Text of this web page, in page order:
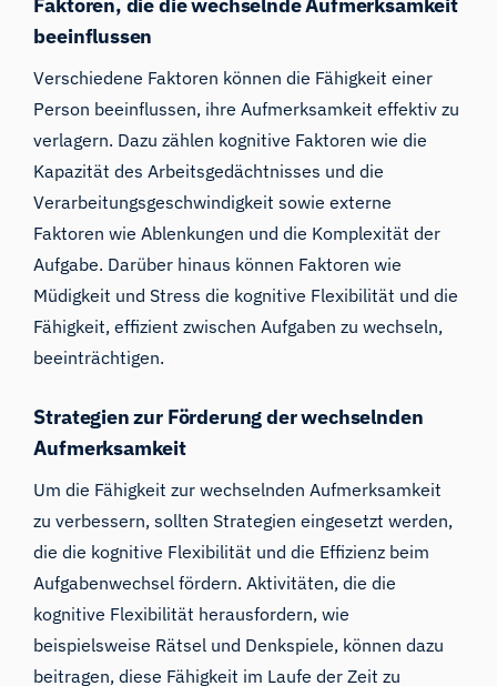
Faktoren, die die wechselnde Aufmerksamkeit
beeinflussen
Verschiedene Faktoren können die Fähigkeit einer
Person beeinflussen, ihre Aufmerksamkeit effektiv zu
verlagern. Dazu zählen kognitive Faktoren wie die
Kapazität des Arbeitsgedächtnisses und die
Verarbeitungsgeschwindigkeit sowie externe
Faktoren wie Ablenkungen und die Komplexität der
Aufgabe. Darüber hinaus können Faktoren wie
Müdigkeit und Stress die kognitive Flexibilität und die
Fähigkeit, effizient zwischen Aufgaben zu wechseln,
beeinträchtigen.
Strategien zur Förderung der wechselnden
Aufmerksamkeit
Um die Fähigkeit zur wechselnden Aufmerksamkeit
zu verbessern, sollten Strategien eingesetzt werden,
die die kognitive Flexibilität und die Effizienz beim
Aufgabenwechsel fördern. Aktivitäten, die die
kognitive Flexibilität herausfordern, wie
beispielsweise Rätsel und Denkspiele, können dazu
beitragen, diese Fähigkeit im Laufe der Zeit zu